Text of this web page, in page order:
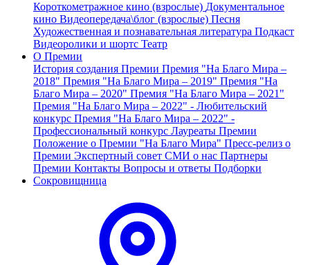
Короткометражное кино (взрослые) Документальное
кино Видеопередача\блог (взрослые) Песня
Художественная и познавательная литература Подкаст
Видеоролики и шортс Театр
О Премии
История создания Премии Премия "На Благо Мира –
2018" Премия "На Благо Мира – 2019" Премия "На
Благо Мира – 2020" Премия "На Благо Мира – 2021"
Премия "На Благо Мира – 2022" - Любительский
конкурс Премия "На Благо Мира – 2022" -
Профессиональный конкурс Лауреаты Премии
Положение о Премии "На Благо Мира" Пресс-релиз о
Премии Экспертный совет СМИ о нас Партнеры
Премии Контакты Вопросы и ответы Подборки
Сокровищница